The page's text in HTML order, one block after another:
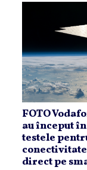
FOTO
au început
testele
direct pe